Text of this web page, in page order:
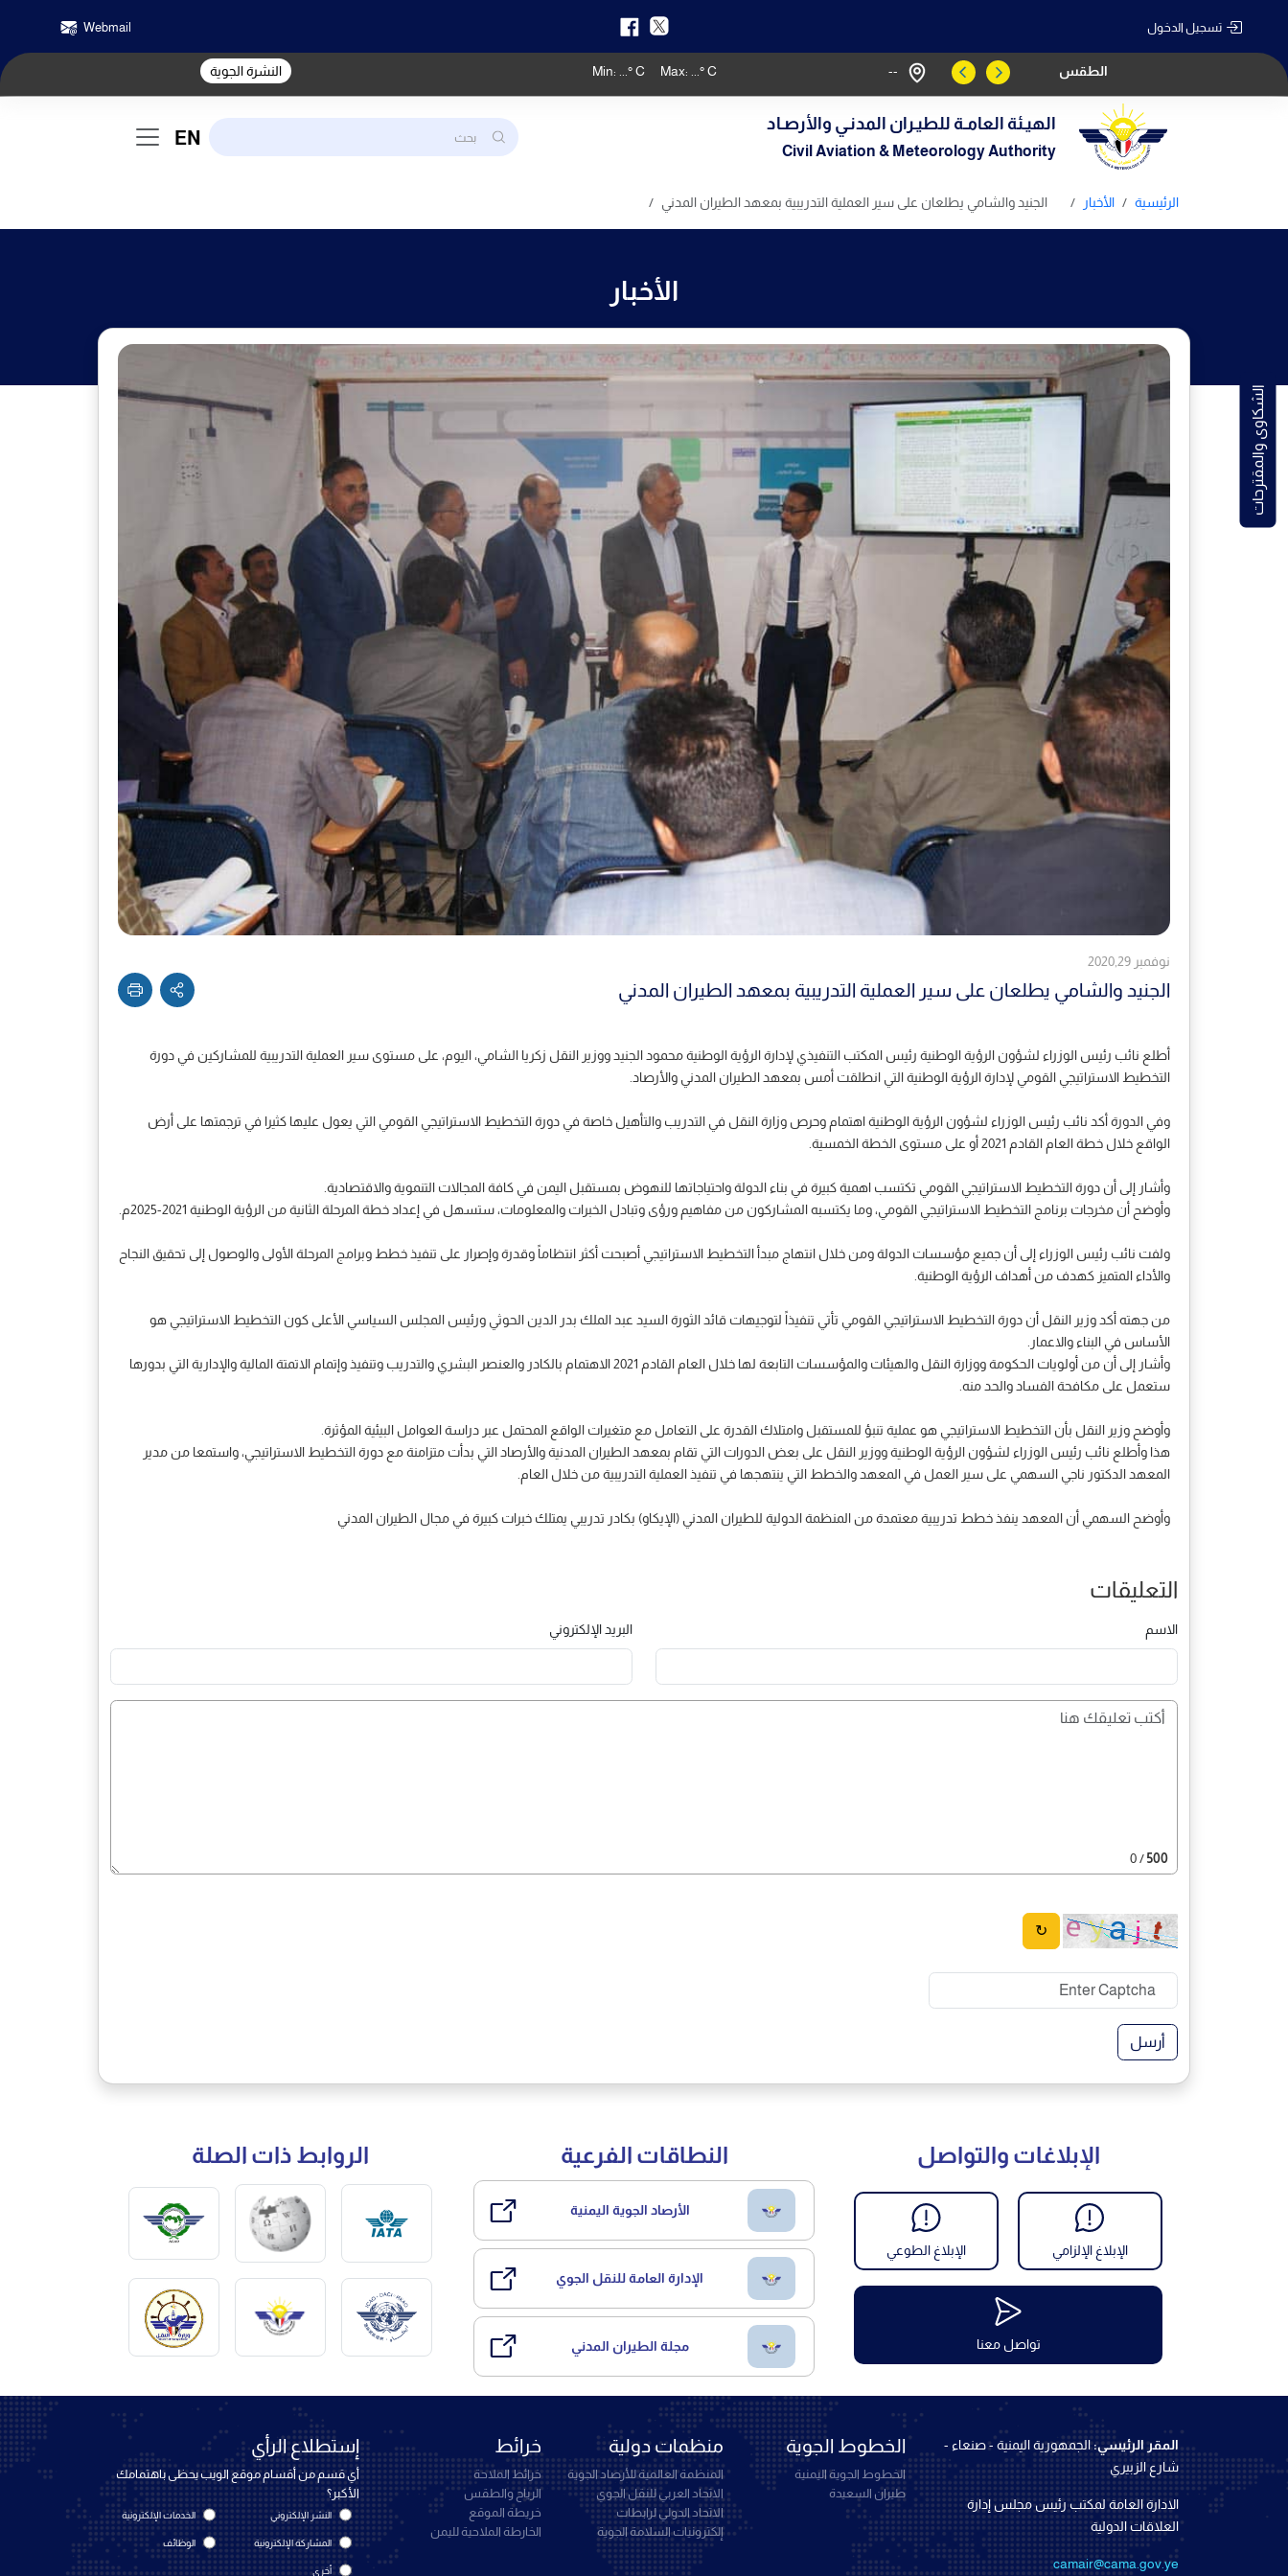
تسجيل الدخول Webmail
الطقس --
Max: ° C
Min: ° C النشرة الجوية
الهيـئة العامـة للطيـران المدنـي والأرصـاد
Civil Aviation & Meteorology Authority
EN
الشكاوى والمقترحات
الرئيسية الأخبار الجنيد والشامي يطلعان على سير العملية التدريبية بمعهد الطيران المدني
الأخبار
نوفمبر 2020,29
الجنيد والشامي يطلعان على سير العملية التدريبية بمعهد الطيران المدني
أطلع نائب رئيس الوزراء لشؤون الرؤية الوطنية رئيس المكتب التنفيذي لإدارة الرؤية الوطنية محمود الجنيد ووزير النقل زكريا الشامي، اليوم، على مستوى سير العملية التدريبية للمشاركين في دورة
التخطيط الاستراتيجي القومي لإدارة الرؤية الوطنية التي انطلقت أمس بمعهد الطيران المدني والأرصاد.
وفي الدورة أكد نائب رئيس الوزراء لشؤون الرؤية الوطنية اهتمام وحرص وزارة النقل في التدريب والتأهيل خاصة في دورة التخطيط الاستراتيجي القومي التي يعول عليها كثيرا في ترجمتها على أرض
الواقع خلال خطة العام القادم 2021 أو على مستوى الخطة الخمسية.
وأشار إلى أن دورة التخطيط الاستراتيجي القومي تكتسب اهمية كبيرة في بناء الدولة واحتياجاتها للنهوض بمستقبل اليمن في كافة المجالات التنموية والاقتصادية.
وأوضح أن مخرجات برنامج التخطيط الاستراتيجي القومي، وما يكتسبه المشاركون من مفاهيم ورؤى وتبادل الخبرات والمعلومات، ستسهل في إعداد خطة المرحلة الثانية من الرؤية الوطنية 2021-2025م.
ولفت نائب رئيس الوزراء إلى أن جميع مؤسسات الدولة ومن خلال انتهاج مبدأ التخطيط الاستراتيجي أصبحت أكثر انتظاماً وقدرة وإصرار على تنفيذ خطط وبرامج المرحلة الأولى والوصول إلى تحقيق النجاح
والأداء المتميز كهدف من أهداف الرؤية الوطنية.
من جهته أكد وزير النقل أن دورة التخطيط الاستراتيجي القومي تأتي تنفيذاً لتوجيهات قائد الثورة السيد عبد الملك بدر الدين الحوثي ورئيس المجلس السياسي الأعلى كون التخطيط الاستراتيجي هو
الأساس في البناء والاعمار.
وأشار إلى أن من أولويات الحكومة ووزارة النقل والهيئات والمؤسسات التابعة لها خلال العام القادم 2021 الاهتمام بالكادر والعنصر البشري والتدريب وتنفيذ وإتمام الاتمتة المالية والإدارية التي بدورها
ستعمل على مكافحة الفساد والحد منه.
وأوضح وزير النقل بأن التخطيط الاستراتيجي هو عملية تنبؤ للمستقبل وامتلاك القدرة على التعامل مع متغيرات الواقع المحتمل عبر دراسة العوامل البيئية المؤثرة.
هذا وأطلع نائب رئيس الوزراء لشؤون الرؤية الوطنية ووزير النقل على بعض الدورات التي تقام بمعهد الطيران المدنية والأرصاد التي بدأت متزامنة مع دورة التخطيط الاستراتيجي، واستمعا من مدير
المعهد الدكتور ناجي السهمي على سير العمل في المعهد والخطط التي ينتهجها في تنفيذ العملية التدريبية من خلال العام.
وأوضح السهمي أن المعهد ينفذ خطط تدريبية معتمدة من المنظمة الدولية للطيران المدني (الإيكاو) بكادر تدريبي يمتلك خبرات كبيرة في مجال الطيران المدني
التعليقات
الاسم البريد الإلكتروني
500
/ 0
↻
أرسل
الإبلاغات والتواصل
الإبلاغ الإلزامي الإبلاغ الطوعي
تواصل معنا
النطاقات الفرعية
الأرصاد الجوية اليمنية
الإدارة العامة للنقل الجوي
مجلة الطيران المدني
الروابط ذات الصلة
المقر الرئيسي:الجمهورية اليمنية - صنعاء -
شارع الزبيري
الادارة العامة لمكتب رئيس مجلس إدارة
العلاقات الدولية
camair@cama.gov.ye
الخطوط الجوية
الخطوط الجوية اليمنية
طيران السعيدة
منظمات دولية
المنظمة العالمية للأرصاد الجوية
الاتحاد العربي للنقل الجوي
الاتحاد الدولي لرابطات
إلكترونيات السلامة الجوية
خرائط
خرائط الملاحة
الرياح والطقس
خريطة الموقع
الخارطة الملاحية لليمن
إستطلاع الرأي
أي قسم من أقسام موقع الويب يحظى باهتمامك
الأكبر؟
النشر الإلكتروني الخدمات الإلكترونية
المشاركة الإلكترونية الوظائف
أخرى